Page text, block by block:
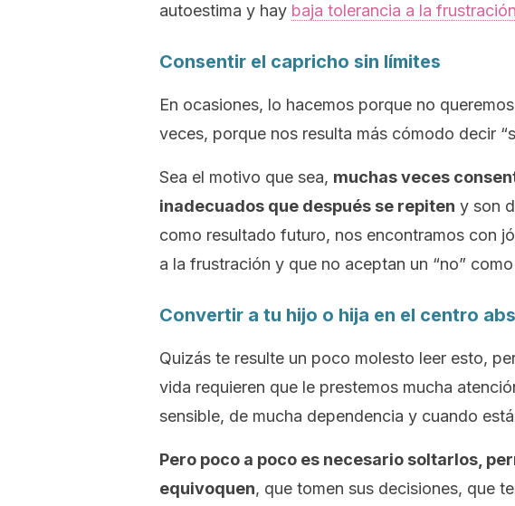
autoestima y hay baja tolerancia a la frustración
Consentir el capricho sin límites
En ocasiones, lo hacemos porque no
veces, porque nos resulta más cómodo decir
Sea el motivo que sea, muchas veces
inadecuados que después se repiten y son
como resultado futuro, nos encontramos con
a la frustración y que no aceptan un “no”
Convertir a tu hijo o hija en el centro
Quizás te resulte un poco molesto leer esto,
vida requieren que le prestemos mucha
sensible, de mucha dependencia y cuando
Pero poco a poco es necesario soltarlos ,
equivoquen, que tomen sus decisiones, que